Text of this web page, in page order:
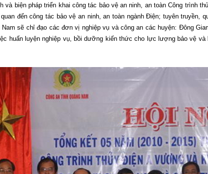
và biện pháp triển khai công tác bảo vệ an ninh, an toàn Công trình
đến công tác bảo vệ an ninh, an toàn ngành Điện; tuyên
sẽ chỉ đạo các đơn vị nghiệp vụ và công an các huyện: Đông
huấn luyện nghiệp vụ, bồi dưỡng kiến thức cho lực lượng bảo vệ